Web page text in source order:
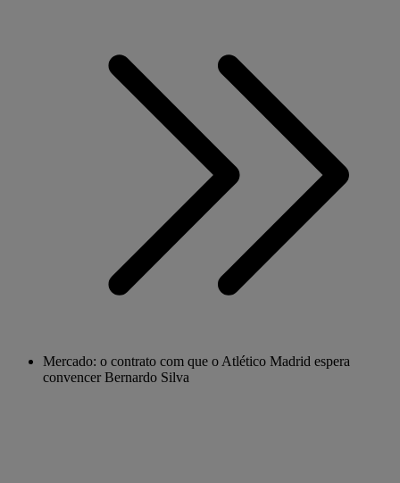
Mercado: o contrato com que o Atlético Madrid espera
convencer Bernardo Silva